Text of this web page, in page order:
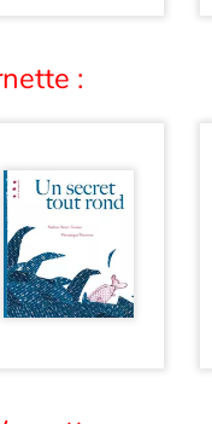
: